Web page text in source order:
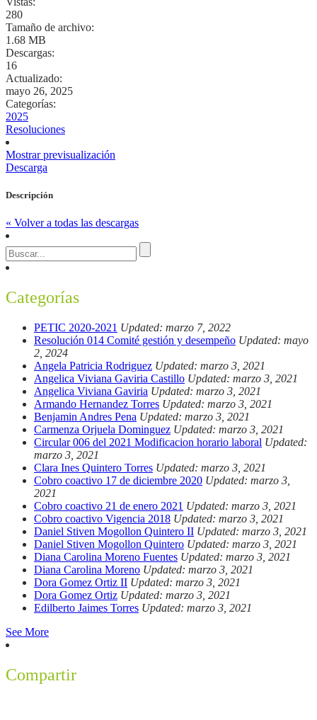
280
Tamaño de archivo:
1.68 MB
Descargas:
16
Actualizado:
mayo 26, 2025
Categorías:
2025
Resoluciones
Mostrar previsualización
Descarga
Descripción
« Volver a todas las descargas
Categorías
PETIC 2020-2021 Updated: marzo 7, 2022
Resolución 014 Comité gestión y desempeño Updated: mayo
2, 2024
Angela Patricia Rodriguez Updated: marzo 3, 2021
Angelica Viviana Gaviria Castillo Updated: marzo 3, 2021
Angelica Viviana Gaviria Updated: marzo 3, 2021
Armando Hernandez Torres Updated: marzo 3, 2021
Benjamin Andres Pena Updated: marzo 3, 2021
Carmenza Orjuela Dominguez Updated: marzo 3, 2021
Circular 006 del 2021 Modificacion horario laboral Updated:
marzo 3, 2021
Clara Ines Quintero Torres Updated: marzo 3, 2021
Cobro coactivo 17 de diciembre 2020 Updated: marzo 3,
2021
Cobro coactivo 21 de enero 2021 Updated: marzo 3, 2021
Cobro coactivo Vigencia 2018 Updated: marzo 3, 2021
Daniel Stiven Mogollon Quintero II Updated: marzo 3, 2021
Daniel Stiven Mogollon Quintero Updated: marzo 3, 2021
Diana Carolina Moreno Fuentes Updated: marzo 3, 2021
Diana Carolina Moreno Updated: marzo 3, 2021
Dora Gomez Ortiz II Updated: marzo 3, 2021
Dora Gomez Ortiz Updated: marzo 3, 2021
Edilberto Jaimes Torres Updated: marzo 3, 2021
See More
Compartir